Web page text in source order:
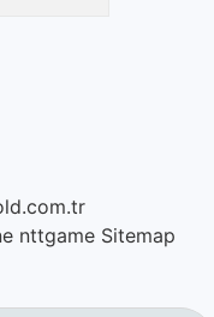
nttgame Sitemap